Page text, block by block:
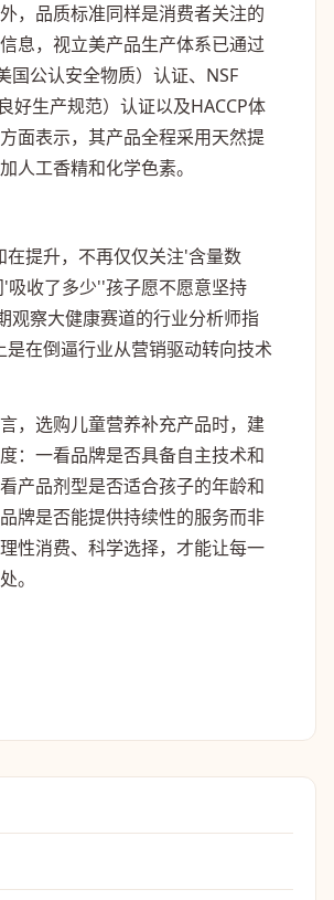
，品质标准同样是消费者关注的
息，视立美产品生产体系已通过
国公认安全物质）认证、NSF
好生产规范）认证以及HACCP体
面表示，其产品全程采用天然提
人工香精和化学色素。
在提升，不再仅仅关注'含量数
吸收了多少''孩子愿不愿意坚持
观察大健康赛道的行业分析师指
是在倒逼行业从营销驱动转向技术
，选购儿童营养补充产品时，建
：一看品牌是否具备自主技术和
产品剂型是否适合孩子的年龄和
牌是否能提供持续性的服务而非
性消费、科学选择，才能让每一
。